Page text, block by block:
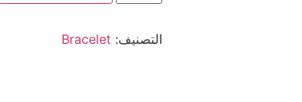
التصنيف: Bracelet